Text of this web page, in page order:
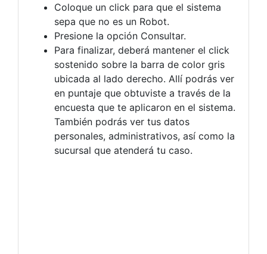
Coloque un click para que el sistema
sepa que no es un Robot.
Presione la opción Consultar.
Para finalizar, deberá mantener el click
sostenido sobre la barra de color gris
ubicada al lado derecho. Allí podrás ver
en puntaje que obtuviste a través de la
encuesta que te aplicaron en el sistema.
También podrás ver tus datos
personales, administrativos, así como la
sucursal que atenderá tu caso.